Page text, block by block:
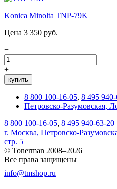
Konica Minolta TNP-79K
Цена 3 350 руб.
−
+
купить
8 800 100-16-05, 8 495
Петровско-Разумовская,
8 800 100-16-05, 8 495 940-63-20
г. Москва, Петровско-
стр. 5
© Tonerman 2008–2026
Все права защищены
info@tmshop.ru